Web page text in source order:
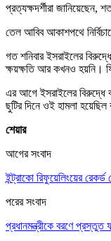
প্রত্যক্ষদর্শীরা জানিয়েছেন,
তেল আবিব আকাশপথে
গত শনিবার ইসরাইলের
ক্ষয়ক্ষতি আর কখনও হয়নি।
এর আগে ইসরাইলের বিরুদ্ধে
ছুটির দিনে ওই হামলা
শেয়ার
আগের সংবাদ
ইন্ট্রাকো রিফুয়েলিংয়ের
পরের সংবাদ
প্রধানমন্ত্রীকে বরণে প্রস্তুত